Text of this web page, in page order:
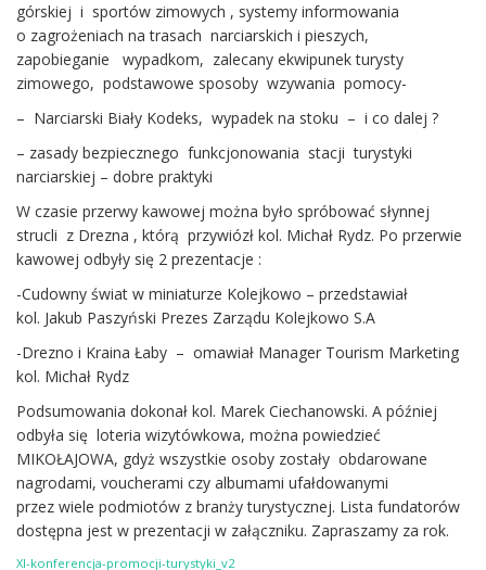
górskiej i sportów zimowych , systemy informowania
o zagrożeniach na trasach narciarskich i pieszych,
zapobieganie wypadkom, zalecany ekwipunek turysty
zimowego, podstawowe sposoby wzywania pomocy-
– Narciarski Biały Kodeks, wypadek na stoku – i co dalej ?
– zasady bezpiecznego funkcjonowania stacji turystyki
narciarskiej – dobre praktyki
W czasie przerwy kawowej można było spróbować słynnej
strucli z Drezna , którą przywiózł kol. Michał Rydz. Po przerwie
kawowej odbyły się 2 prezentacje :
-Cudowny świat w miniaturze Kolejkowo – przedstawiał
kol. Jakub Paszyński Prezes Zarządu Kolejkowo S.A
-Drezno i Kraina Łaby – omawiał Manager Tourism Marketing
kol. Michał Rydz
Podsumowania dokonał kol. Marek Ciechanowski. A później
odbyła się loteria wizytówkowa, można powiedzieć
MIKOŁAJOWA, gdyż wszystkie osoby zostały obdarowane
nagrodami, voucherami czy albumami ufałdowanymi
przez wiele podmiotów z branży turystycznej. Lista fundatorów
dostępna jest w prezentacji w załączniku. Zapraszamy za rok.
XI-konferencja-promocji-turystyki_v2